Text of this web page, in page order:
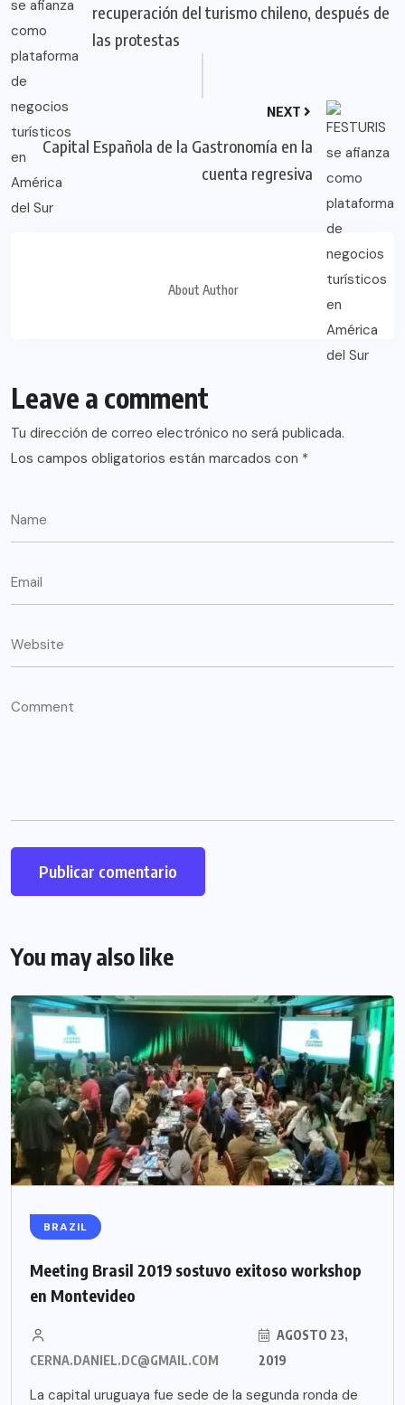
recuperación del turismo chileno, después de
las protestas
NEXT
Capital Española de la Gastronomía en la
cuenta regresiva
About Author
Leave a comment
Tu dirección de correo electrónico no será publicada.
Los campos obligatorios están marcados con *
You may also like
BRAZIL
Meeting Brasil 2019 sostuvo exitoso workshop
en Montevideo
CERNA.DANIEL.DC@GMAIL.COM
AGOSTO 23,
2019
La capital uruguaya fue sede de la segunda ronda de